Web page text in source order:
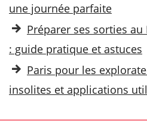
une journée parfaite
Préparer ses sorties
: guide pratique et astuces
Paris pour les
insolites et applications